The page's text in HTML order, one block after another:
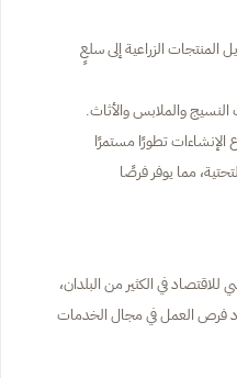
المنتجات الزراعية إلى سلعٍ
والملابس والأثاث.
تطورًا مستمرًا
مما يوفر فرصًا
في الكثير من البلدان،
فرص العمل في مجال الخدمات